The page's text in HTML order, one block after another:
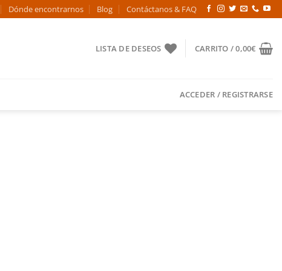
Dónde encontrarnos Blog Contáctanos & FAQ
LISTA DE DESEOS CARRITO /0,00€
ACCEDER / REGISTRARSE